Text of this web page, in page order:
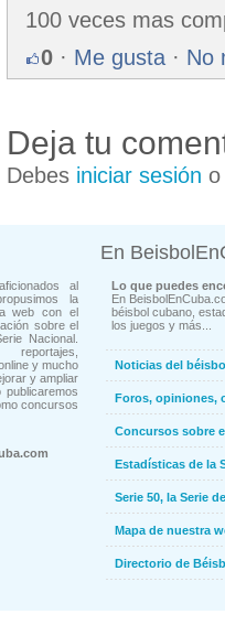
100 veces mas
0 · Me gusta · No
Deja tu
Debes iniciar sesión
al
la
web con el
sobre el
Nacional.
y mucho
y ampliar
concursos
En
Lo que puedes
En
béisbol cubano,
los juegos y más...
Noticias del
Foros, opiniones,
Concursos sobre
Estadísticas de la
Serie 50, la Serie
Mapa de nuestra
Directorio de